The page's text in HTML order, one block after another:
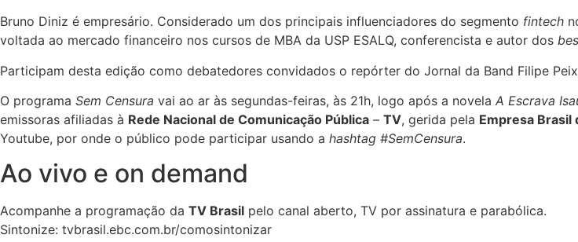
Bruno Diniz é empresário. Considerado um dos principais influenciadores do segmento fintech
voltada ao mercado financeiro nos cursos de MBA da USP ESALQ, conferencista e autor dos
Participam desta edição como debatedores convidados o repórter do Jornal da Band Filipe
O programa Sem Censura vai ao ar às segundas-feiras, às 21h, logo após a novela A Escrava
emissoras afiliadas à Rede Nacional de Comunicação Pública – TV, gerida pela Empresa Brasil
Youtube, por onde o público pode participar usando a hashtag #SemCensura.
Ao vivo e on demand
Acompanhe a programação da TV Brasil pelo canal aberto, TV por assinatura e parabólica.
Sintonize: tvbrasil.ebc.com.br/comosintonizar